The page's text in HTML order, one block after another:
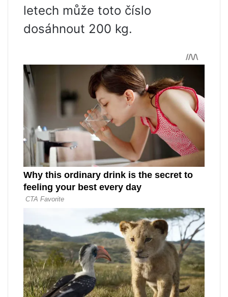
letech může toto číslo
dosáhnout 200 kg.